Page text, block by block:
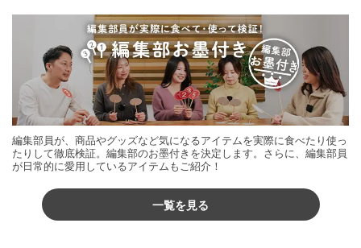
編集部員が、商品やグッズなど気になるアイテムを実際に食べたり使っ
たりして徹底検証。編集部のお墨付きを決定します。さらに、編集部員
が日常的に愛用しているアイテムもご紹介！
一覧を見る